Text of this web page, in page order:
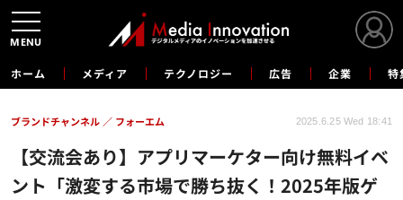
ホーム メディア テクノロジー 広告 企業 特
【交流会あり】アプリマーケター向け無料イベ
ント「激変する市場で勝ち抜く！2025年版ゲ
ブランドチャンネル フォーエム 2025.6.25 Wed 18:41
MENU